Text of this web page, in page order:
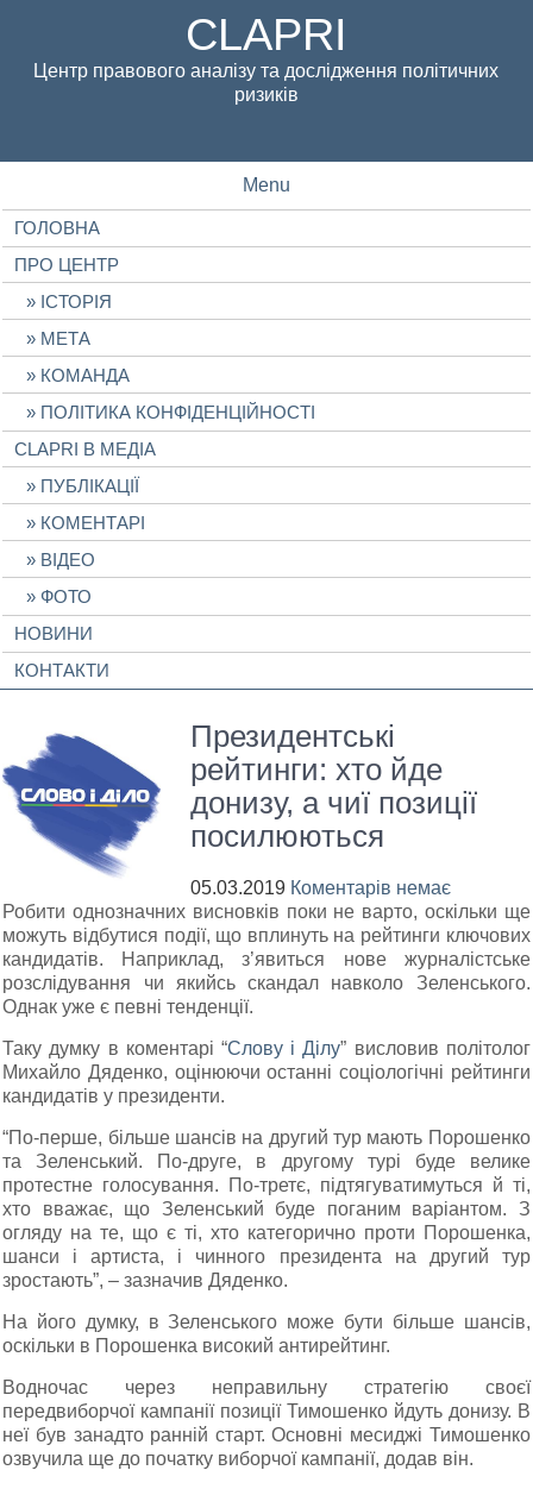
CLAPRI
Центр правового аналізу та дослідження політичних
ризиків
Menu
ГОЛОВНА
ПРО ЦЕНТР
ІСТОРІЯ
МЕТА
КОМАНДА
ПОЛІТИКА КОНФІДЕНЦІЙНОСТІ
CLAPRI В МЕДІА
ПУБЛІКАЦІЇ
КОМЕНТАРІ
ВІДЕО
ФОТО
НОВИНИ
КОНТАКТИ
Президентські
рейтинги: хто йде
донизу, а чиї позиції
посилюються
05.03.2019 Коментарів немає
Робити однозначних висновків поки не варто, оскільки ще
можуть відбутися події, що вплинуть на рейтинги ключових
кандидатів. Наприклад, з’явиться нове журналістське
розслідування чи якийсь скандал навколо Зеленського.
Однак уже є певні тенденції.
Таку думку в коментарі “Слову і Ділу” висловив політолог
Михайло Дяденко, оцінюючи останні соціологічні рейтинги
кандидатів у президенти.
“По-перше, більше шансів на другий тур мають Порошенко
та Зеленський. По-друге, в другому турі буде велике
протестне голосування. По-третє, підтягуватимуться й ті,
хто вважає, що Зеленський буде поганим варіантом. З
огляду на те, що є ті, хто категорично проти Порошенка,
шанси і артиста, і чинного президента на другий тур
зростають”, – зазначив Дяденко.
На його думку, в Зеленського може бути більше шансів,
оскільки в Порошенка високий антирейтинг.
Водночас через неправильну стратегію своєї
передвиборчої кампанії позиції Тимошенко йдуть донизу. В
неї був занадто ранній старт. Основні месиджі Тимошенко
озвучила ще до початку виборчої кампанії, додав він.